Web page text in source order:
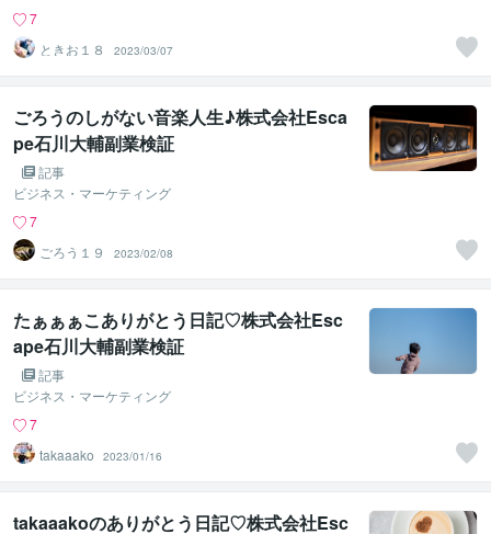
7
ときお１８
2023/03/07
ごろうのしがない音楽人生♪株式会社Esca
pe石川大輔副業検証
記事
ビジネス・マーケティング
7
ごろう１９
2023/02/08
たぁぁぁこありがとう日記♡株式会社Esc
ape石川大輔副業検証
記事
ビジネス・マーケティング
7
takaaako
2023/01/16
takaaakoのありがとう日記♡株式会社Esc